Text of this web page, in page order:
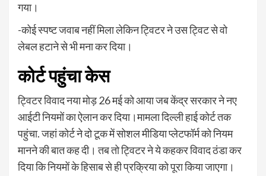
गया।
-कोई स्पष्ट जवाब नहीं मिला लेकिन ट्विटर ने उस ट्विट से वो
लेबल हटाने से भी मना कर दिया।
कोर्ट पहुंचा केस
ट्विटर विवाद नया मोड़ 26 मई को आया जब केंद्र सरकार ने नए
आईटी नियमों का ऐलान कर दिया।मामला दिल्ली हाई कोर्ट तक
पहुंचा. जहां कोर्ट ने दो टूक में सोशल मीडिया प्लेटफॉर्म को नियम
मानने की बात कह दी। तब तो ट्विटर ने ये कहकर विवाद ठंडा कर
दिया कि नियमों के हिसाब से ही प्रक्रिया को पूरा किया जाएगा।